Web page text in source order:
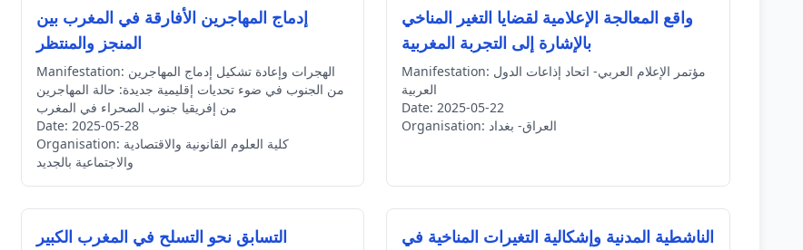
إدماج المهاجرين الأفارقة في المغرب بين
المنجز والمنتظر
Manifestation:
من الجنوب في ضوء تحديات إقليمية جديدة: حالة المهاجرين
من إفريقيا جنوب الصحراء في المغرب
Date: 2025-05-28
Organisation:
والاجتماعية بالجديد
واقع المعالجة الإعلامية لقضايا التغير المناخي
بالإشارة إلى التجربة المغربية
Manifestation:
العربية
Date: 2025-05-22
Organisation: العراق- بغداد
التسابق نحو التسلح في المغرب الكبير
الناشطية المدنية وإشكالية التغيرات المناخية في